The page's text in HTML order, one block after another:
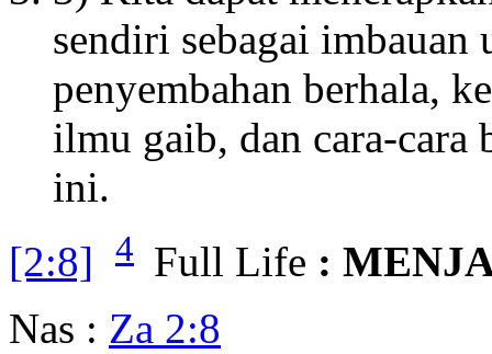
sendiri sebagai
penyembahan berhala,
ilmu gaib, dan cara-cara
ini.
[2:8]
4 Full Life :
Nas : Za 2:8